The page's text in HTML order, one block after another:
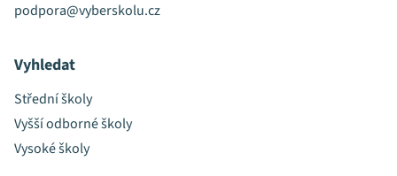
podpora@vyberskolu.cz
Vyhledat
Střední školy
Vyšší odborné školy
Vysoké školy